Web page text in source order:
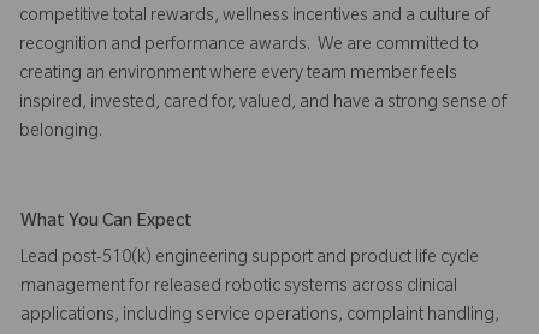
competitive total rewards, wellness incentives and a culture of
recognition and performance awards. We are committed to
creating an environment where every team member feels
inspired, invested, cared for, valued, and have a strong sense of
belonging.
What You Can Expect
Lead post-510(k) engineering support and product life cycle
management for released robotic systems across clinical
applications, including service operations, complaint handling,